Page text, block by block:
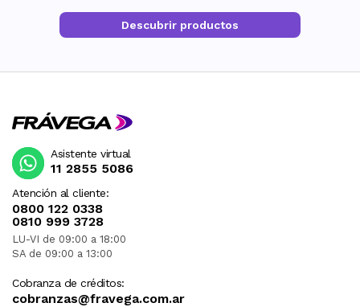
Descubrir productos
Atención al cliente:
0800 122 0338
0810 999 3728
LU-VI de 09:00 a 18:00
SA de 09:00 a 13:00
Cobranza de créditos:
cobranzas@fravega.com.ar
Asistente virtual
11 2855 5086